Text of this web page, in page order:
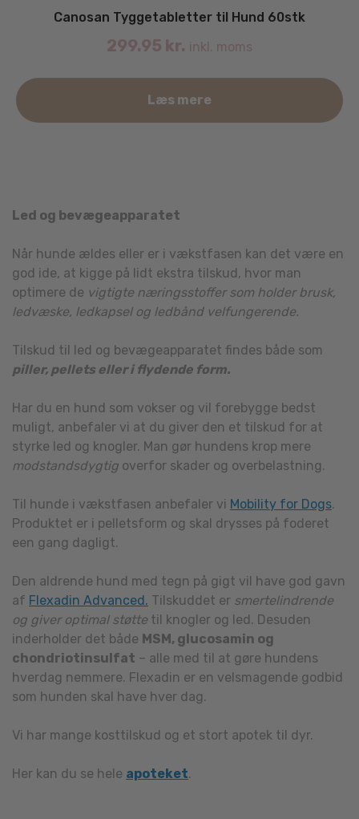
Canosan Tyggetabletter til Hund 60stk
299.95 kr. inkl. moms
Læs mere
Led og bevægeapparatet
Når hunde ældes eller er i vækstfasen kan det være en
god ide, at kigge på lidt ekstra tilskud, hvor man
optimere de vigtigte næringsstoffer som holder brusk,
ledvæske, ledkapsel og ledbånd velfungerende.
Tilskud til led og bevægeapparatet findes både som
piller, pellets eller i flydende form.
Har du en hund som vokser og vil forebygge bedst
muligt, anbefaler vi at du giver den et tilskud for at
styrke led og knogler. Man gør hundens krop mere
modstandsdygtig overfor skader og overbelastning.
Til hunde i vækstfasen anbefaler vi Mobility for Dogs.
Produktet er i pelletsform og skal drysses på foderet
een gang dagligt.
Den aldrende hund med tegn på gigt vil have god gavn
af Flexadin Advanced. Tilskuddet er smertelindrende
og giver optimal støtte til knogler og led. Desuden
inderholder det både MSM, glucosamin og
chondriotinsulfat – alle med til at gøre hundens
hverdag nemmere. Flexadin er en velsmagende godbid
som hunden skal have hver dag.
Vi har mange kosttilskud og et stort apotek til dyr.
Her kan du se hele apoteket.